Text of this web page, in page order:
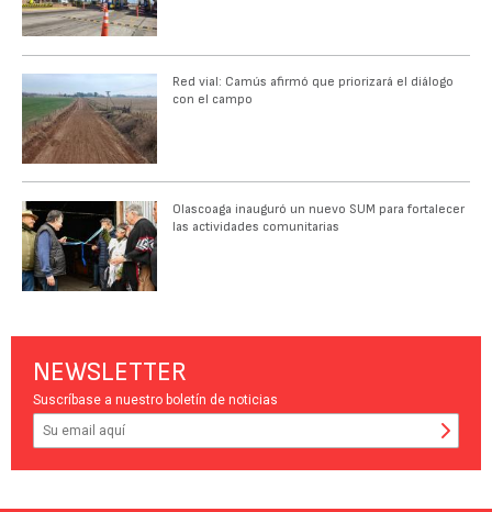
Red vial: Camús afirmó que priorizará el diálogo
con el campo
Olascoaga inauguró un nuevo SUM para fortalecer
las actividades comunitarias
NEWSLETTER
Suscríbase a nuestro boletín de noticias